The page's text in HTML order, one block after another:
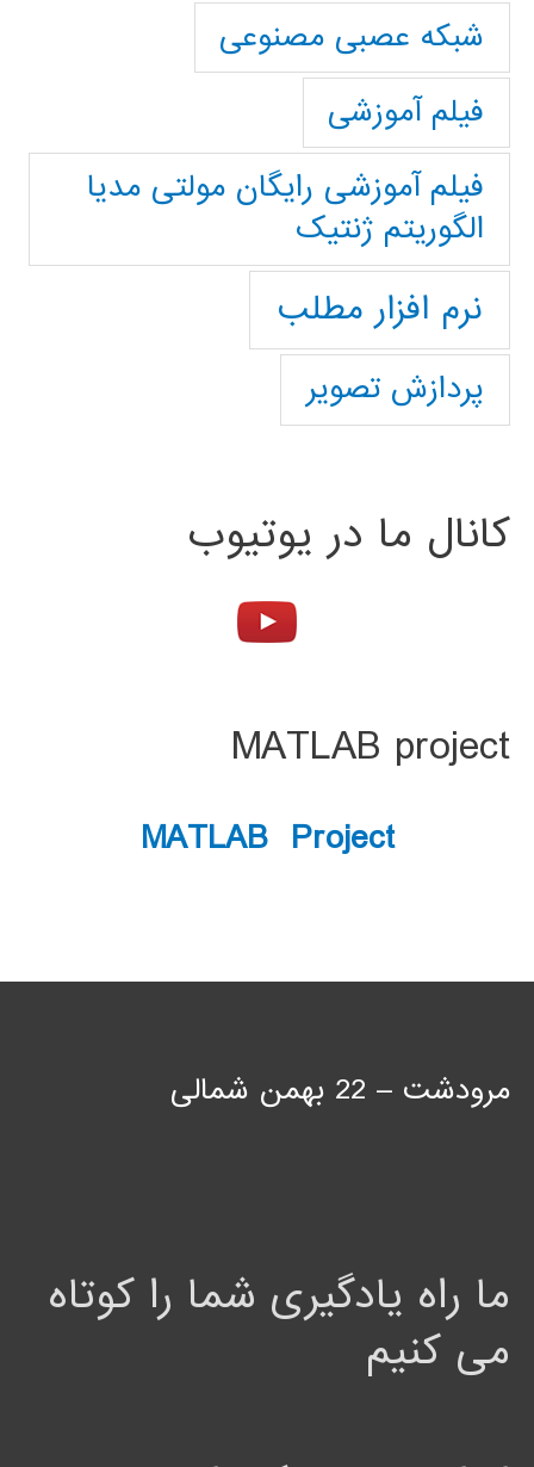
شبکه عصبی مصنوعی
فیلم آموزشی
فیلم آموزشی رایگان مولتی مدیا
الگوریتم ژنتیک
نرم افزار مطلب
پردازش تصویر
کانال ما در یوتیوب
MATLAB project
MATLAB Project
مرودشت – 22 بهمن شمالی
ما راه یادگیری شما را کوتاه
می کنیم